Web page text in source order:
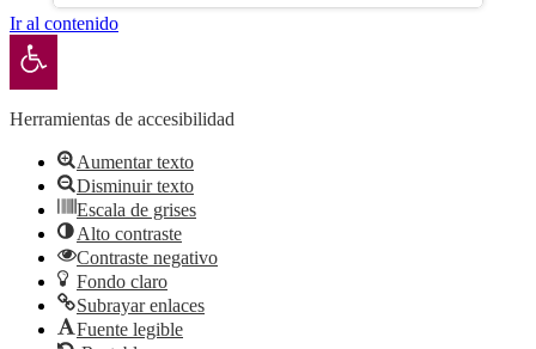
Ir al contenido
Abrir barra de herramientas
Herramientas de accesibilidad
Aumentar texto
Disminuir texto
Escala de grises
Alto contraste
Contraste negativo
Fondo claro
Subrayar enlaces
Fuente legible